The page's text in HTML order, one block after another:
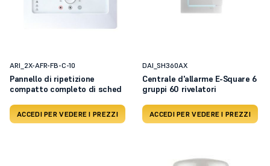
ARI_2X-AFR-FB-C-10
Pannello di ripetizione
compatto completo di sched
ACCEDI PER VEDERE I PREZZI
DAI_SH360AX
Centrale d'allarme E-Square 6
gruppi 60 rivelatori
ACCEDI PER VEDERE I PREZZI